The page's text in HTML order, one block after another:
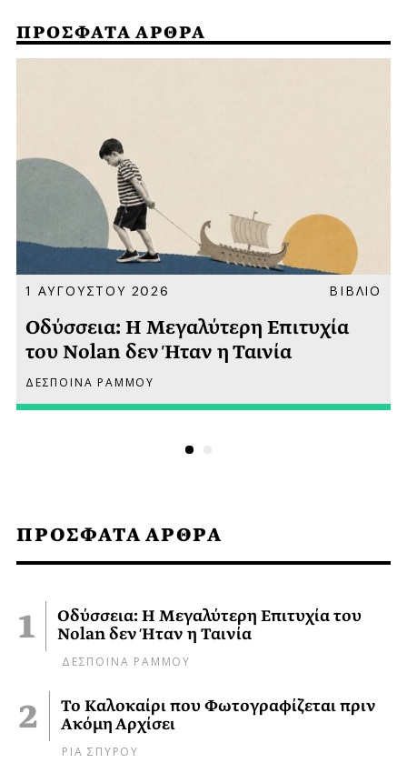
ΠΡΟΣΦΑΤΑ ΑΡΘΡΑ
Οδύσσεια: Η Μεγαλύτερη Επιτυχία του
Nolan δεν Ήταν η Ταινία
ΔΕΣΠΟΙΝΑ ΡΑΜΜΟΥ
Το Καλοκαίρι που Φωτογραφίζεται πριν
Ακόμη Αρχίσει
ΡΙΑ ΣΠΥΡΟΥ
ΠΡΟΣΦΑΤΑ ΑΡΘΡΑ
1 ΑΥΓΟΥΣΤΟΥ 2026 ΒΙΒΛΙΟ
Οδύσσεια: Η Μεγαλύτερη Επιτυχία
του Nolan δεν Ήταν η Ταινία
ΔΕΣΠΟΙΝΑ ΡΑΜΜΟΥ